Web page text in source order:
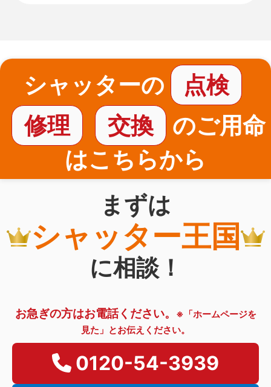
シャッターの
点検
修理
交換
のご用命
はこちらから
まずは
シャッター王国
に相談！
お急ぎの方はお電話ください。
※「ホームページを
見た」とお伝えください。
0120-54-3939